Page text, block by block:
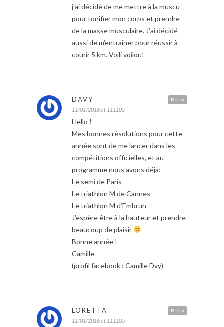
j’ai décidé de me mettre à la muscu
pour tonifier mon corps et prendre
de la masse musculaire. J’ai décidé
aussi de m’entraîner pour réussir à
courir 5 km. Voili voilou!
Reply
DAVY
11/01/2016 at 111105
Hello !
Mes bonnes résolutions pour cette
année sont de me lancer dans les
compétitions officielles, et au
programme nous avons déja:
Le semi de Paris
Le triathlon M de Cannes
Le triathlon M d’Embrun
J’espère être à la hauteur et prendre
beaucoup de plaisir
Bonne année !
Camille
(profil facebook : Camille Dvy)
Reply
LORETTA
11/01/2016 at 111105